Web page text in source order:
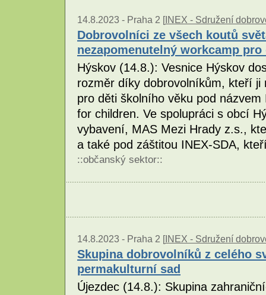
14.8.2023 - Praha 2 [INEX - Sdružení
Dobrovolníci ze všech koutů
nezapomenutelný workcamp
Hýskov (14.8.): Vesnice Hýskov
rozměr díky dobrovolníkům, kteří
pro děti školního věku pod
for children. Ve spolupráci s obcí
vybavení, MAS Mezi Hrady z.s.,
a také pod záštitou INEX-SDA,
::občanský sektor::
14.8.2023 - Praha 2 [INEX - Sdružení
Skupina dobrovolníků z celého
permakulturní sad
Újezdec (14.8.): Skupina